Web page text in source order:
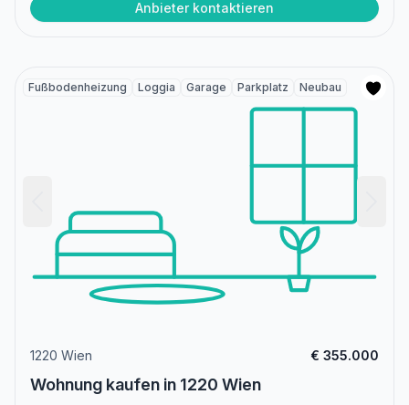
Anbieter kontaktieren
Fußbodenheizung Loggia Garage Parkplatz Neubau
1220 Wien € 355.000
Wohnung kaufen in 1220 Wien